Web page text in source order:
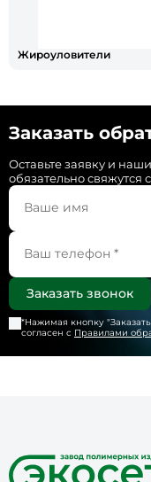
Жироуловители
Заказать
Оставьте заявку и
обязательно свяжутся
*Нажимая кнопку "
согласен с Правилами